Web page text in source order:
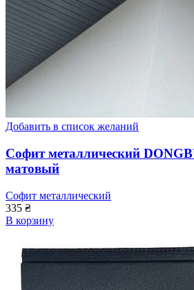
Добавить в список желаний
Софит металлический
матовый
Софит металлический
335 ₴
В корзину